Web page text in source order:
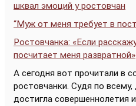
шквал эмоций у ростовчан
“Муж от меня требует в
Ростовчанка: «Если
посчитает меня развратной»
А сегодня вот прочитали в
ростовчанки. Судя по
достигла совершеннолетия